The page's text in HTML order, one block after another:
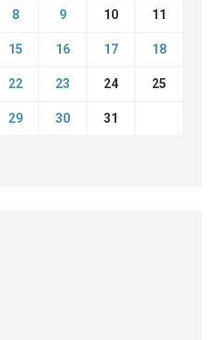
8 9 10 11
15 16 17 18
22 23 24 25
29 30 31